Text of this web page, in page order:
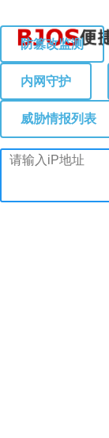
防篡改监测
内网守护
威胁情报列表